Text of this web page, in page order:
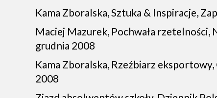
Kama Zboralska, Sztuka & Inspiracje,
Maciej Mazurek, Pochwała rzetelności,
grudnia 2008
Kama Zboralska, Rzeźbiarz
2008